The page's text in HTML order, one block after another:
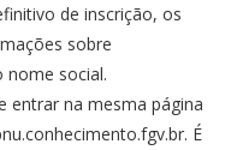
de inscrição, os
sobre
nome social.
entrar na mesma página
É